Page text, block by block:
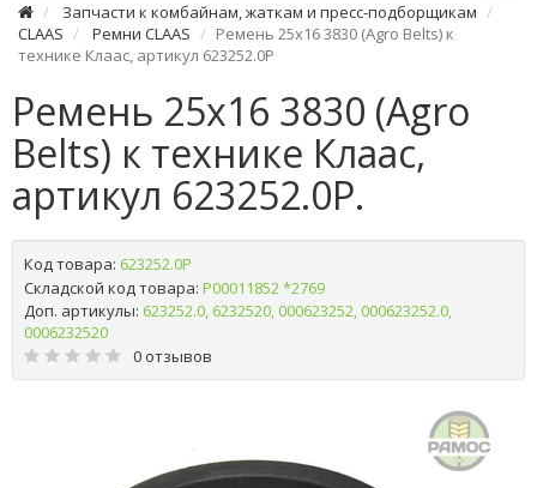
Запчасти к комбайнам, жаткам и пресс-подборщикам
CLAAS
Ремни CLAAS
Ремень 25х16 3830 (Agro Belts) к
технике Клаас, артикул 623252.0P
Ремень 25х16 3830 (Agro
Belts) к технике Клаас,
артикул 623252.0P.
Код товара: 623252.0P
Складской код товара: Р00011852 *2769
Доп. артикулы: 623252.0, 6232520, 000623252, 000623252.0,
0006232520
0 отзывов